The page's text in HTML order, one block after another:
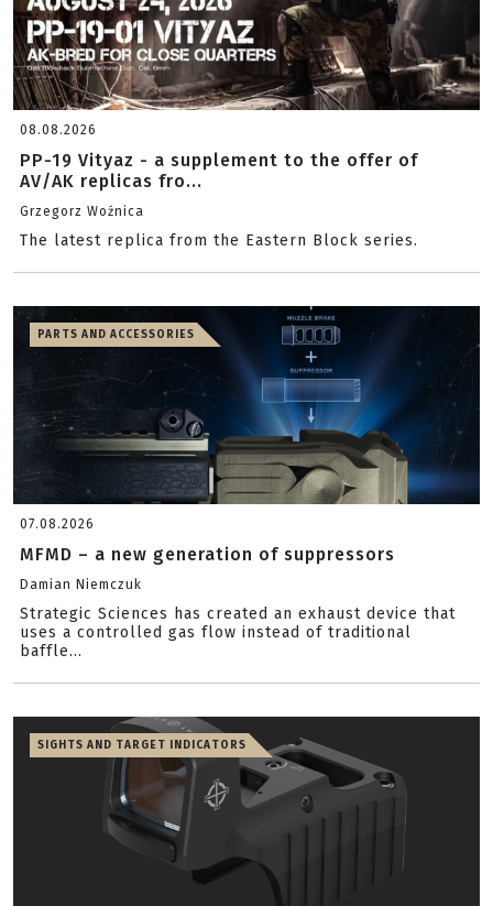
08.08.2026
PP-19 Vityaz - a supplement to the offer of
AV/AK replicas fro...
Grzegorz Woźnica
The latest replica from the Eastern Block series.
PARTS AND ACCESSORIES
07.08.2026
MFMD – a new generation of suppressors
Damian Niemczuk
Strategic Sciences has created an exhaust device that
uses a controlled gas flow instead of traditional
baffle...
SIGHTS AND TARGET INDICATORS